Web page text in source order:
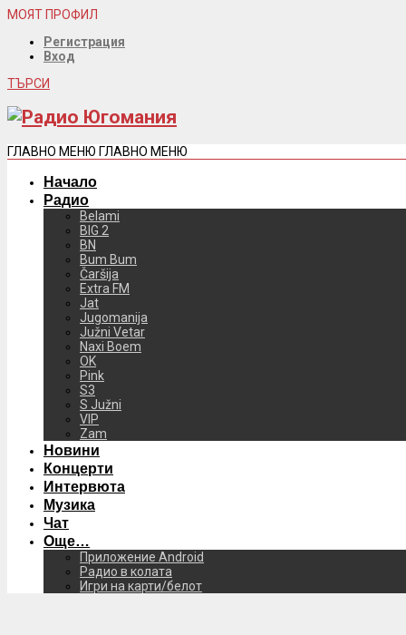
МОЯТ ПРОФИЛ
Регистрация
Вход
ТЪРСИ
ГЛАВНО МЕНЮ ГЛАВНО МЕНЮ
Начало
Радио
Belami
BIG 2
BN
Bum Bum
Čaršija
Extra FM
Jat
Jugomanija
Južni Vetar
Naxi Boem
OK
Pink
S3
S Južni
VIP
Zam
Новини
Концерти
Интервюта
Музика
Чат
Още…
Приложение Android
Радио в колата
Игри на карти/белот